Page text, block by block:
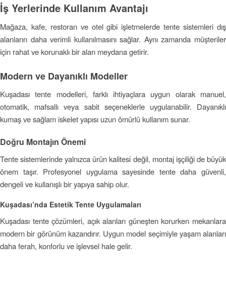
İş Yerlerinde Kullanım Avantajı
Mağaza, kafe, restoran ve otel gibi işletmelerde tente sistemleri dış
alanların daha verimli kullanılmasını sağlar. Aynı zamanda müşteriler
için rahat ve korunaklı bir alan meydana getirir.
Modern ve Dayanıklı Modeller
Kuşadası tente modelleri, farklı ihtiyaçlara uygun olarak manuel,
otomatik, mafsallı veya sabit seçeneklerle uygulanabilir. Dayanıklı
kumaş ve sağlam iskelet yapısı uzun ömürlü kullanım sunar.
Doğru Montajın Önemi
Tente sistemlerinde yalnızca ürün kalitesi değil, montaj işçiliği de büyük
önem taşır. Profesyonel uygulama sayesinde tente daha güvenli,
dengeli ve kullanışlı bir yapıya sahip olur.
Kuşadası’nda Estetik Tente Uygulamaları
Kuşadası tente çözümleri, açık alanları güneşten korurken mekanlara
modern bir görünüm kazandırır. Uygun model seçimiyle yaşam alanları
daha ferah, konforlu ve işlevsel hale gelir.